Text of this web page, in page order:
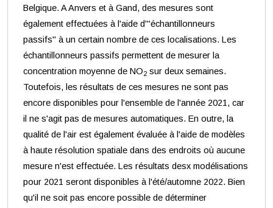
Belgique. A Anvers et à Gand, des mesures sont
également effectuées à l'aide d'"échantillonneurs
passifs" à un certain nombre de ces localisations. Les
échantillonneurs passifs permettent de mesurer la
concentration moyenne de NO2 sur deux semaines.
Toutefois, les résultats de ces mesures ne sont pas
encore disponibles pour l'ensemble de l'année 2021, car
il ne s'agit pas de mesures automatiques. En outre, la
qualité de l'air est également évaluée à l'aide de modèles
à haute résolution spatiale dans des endroits où aucune
mesure n'est effectuée. Les résultats desx modélisations
pour 2021 seront disponibles à l'été/automne 2022. Bien
qu'il ne soit pas encore possible de déterminer